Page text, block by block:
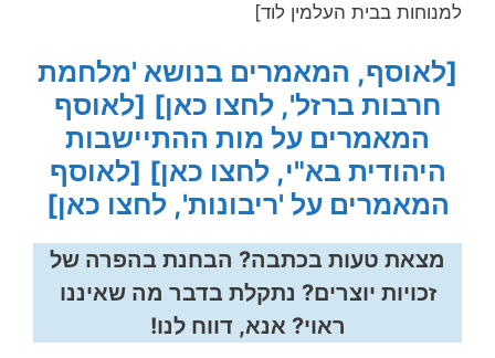
למנוחות בבית העלמין לוד]
[לאוסף, המאמרים בנושא 'מלחמת
חרבות ברזל', לחצו כאן] [לאוסף
המאמרים על מות ההתיישבות
היהודית בא"י, לחצו כאן] [לאוסף
המאמרים על 'ריבונות', לחצו כאן]
מצאת טעות בכתבה? הבחנת בהפרה של
זכויות יוצרים? נתקלת בדבר מה שאיננו
ראוי? אנא, דווח לנו!